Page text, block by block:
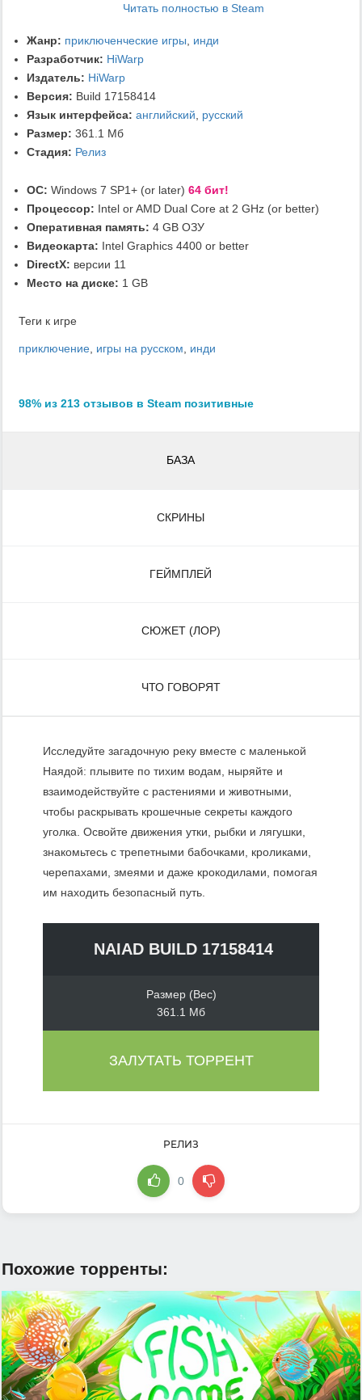
Читать полностью в Steam
Жанр: приключенческие игры
инди
Разработчик: HiWarp
Издатель: HiWarp
Версия: Build 17158414
Язык интерфейса: английский
русский
Размер: 361.1 Мб
Стадия: Релиз
ОС: Windows 7 SP1+ (or later) 64 бит!
Процессор: Intel or AMD Dual Core at 2 GHz (or better)
Оперативная память: 4 GB ОЗУ
Видеокарта: Intel Graphics 4400 or better
DirectX: версии 11
Место на диске: 1 GB
Теги к игре
приключение игры на русском инди
98% из 213 отзывов в Steam позитивные
БАЗА
СКРИНЫ
ГЕЙМПЛЕЙ
СЮЖЕТ (ЛОР)
ЧТО ГОВОРЯТ
Исследуйте загадочную реку вместе с маленькой
Наядой: плывите по тихим водам, ныряйте и
взаимодействуйте с растениями и животными,
чтобы раскрывать крошечные секреты каждого
уголка. Освойте движения утки, рыбки и лягушки,
знакомьтесь с трепетными бабочками, кроликами,
черепахами, змеями и даже крокодилами, помогая
им находить безопасный путь.
NAIAD BUILD 17158414
Размер (Вес)
361.1 Мб
ЗАЛУТАТЬ ТОРРЕНТ
РЕЛИЗ
0
Похожие торренты: